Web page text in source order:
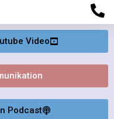
Video
Podcast